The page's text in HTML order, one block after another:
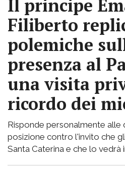
Il principe
Filiberto
polemiche
presenza al
una visita
ricordo dei
Risponde personalmente alle
posizione contro l'invito che
Santa Caterina e che lo vedrà